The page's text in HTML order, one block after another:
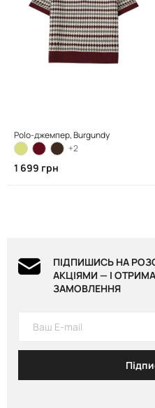
Polo-джемпер, Вurgundy
+2
1 699 грн
ПІДПИШИСЬ НА
АКЦІЯМИ — І
ЗАМОВЛЕННЯ